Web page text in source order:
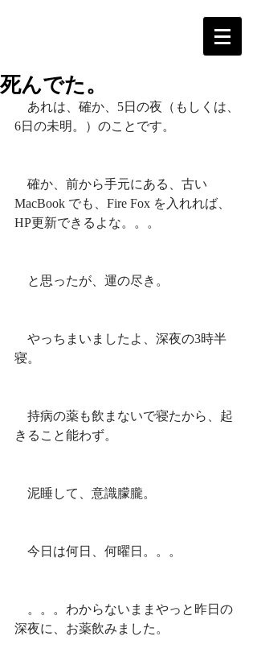
死んでた。
あれは、確か、5日の夜（もしくは、
6日の未明。）のことです。
確か、前から手元にある、古い
MacBook でも、Fire Fox を入れれば、
HP更新できるよな。。。
と思ったが、運の尽き。
やっちまいましたよ、深夜の3時半
寝。
持病の薬も飲まないで寝たから、起
きること能わず。
泥睡して、意識朦朧。
今日は何日、何曜日。。。
。。。わからないままやっと昨日の
深夜に、お薬飲みました。